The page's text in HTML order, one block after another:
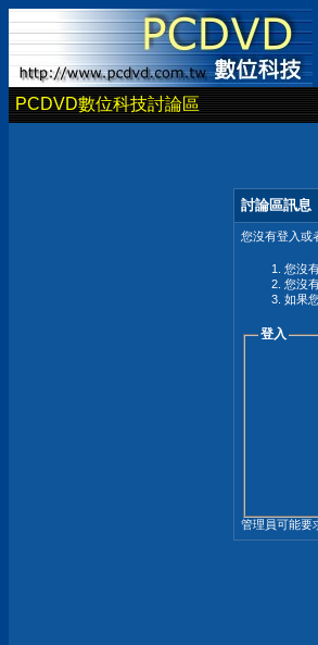
PCDVD數位科技討論區
討論區訊息
您沒有登入或
您沒
您沒
如果
登入
管理員可能要